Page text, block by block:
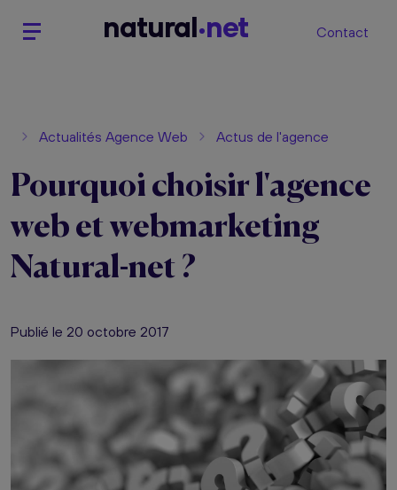
natural net Contact
Actualités Agence Web Actus de l'agence
Pourquoi choisir l'agence
web et webmarketing
Natural-net ?
Publié le 20 octobre 2017